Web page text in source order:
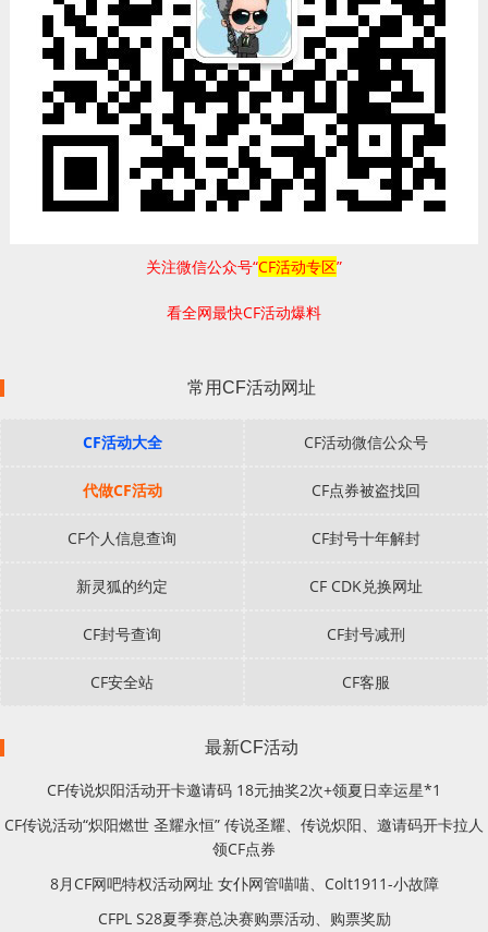
关注微信公众号“CF活动专区”
看全网最快CF活动爆料
常用CF活动网址
CF活动大全 CF活动微信公众号
代做CF活动 CF点券被盗找回
CF个人信息查询 CF封号十年解封
新灵狐的约定 CF CDK兑换网址
CF封号查询 CF封号减刑
CF安全站 CF客服
最新CF活动
CF传说炽阳活动开卡邀请码 18元抽奖2次+领夏日幸运星*1
CF传说活动“炽阳燃世 圣耀永恒” 传说圣耀、传说炽阳、邀请码开卡拉人
领CF点券
8月CF网吧特权活动网址 女仆网管喵喵、Colt1911-小故障
CFPL S28夏季赛总决赛购票活动、购票奖励